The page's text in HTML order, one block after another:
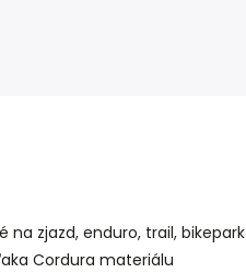
na zjazd, enduro, trail, bikepark
Cordura materiálu